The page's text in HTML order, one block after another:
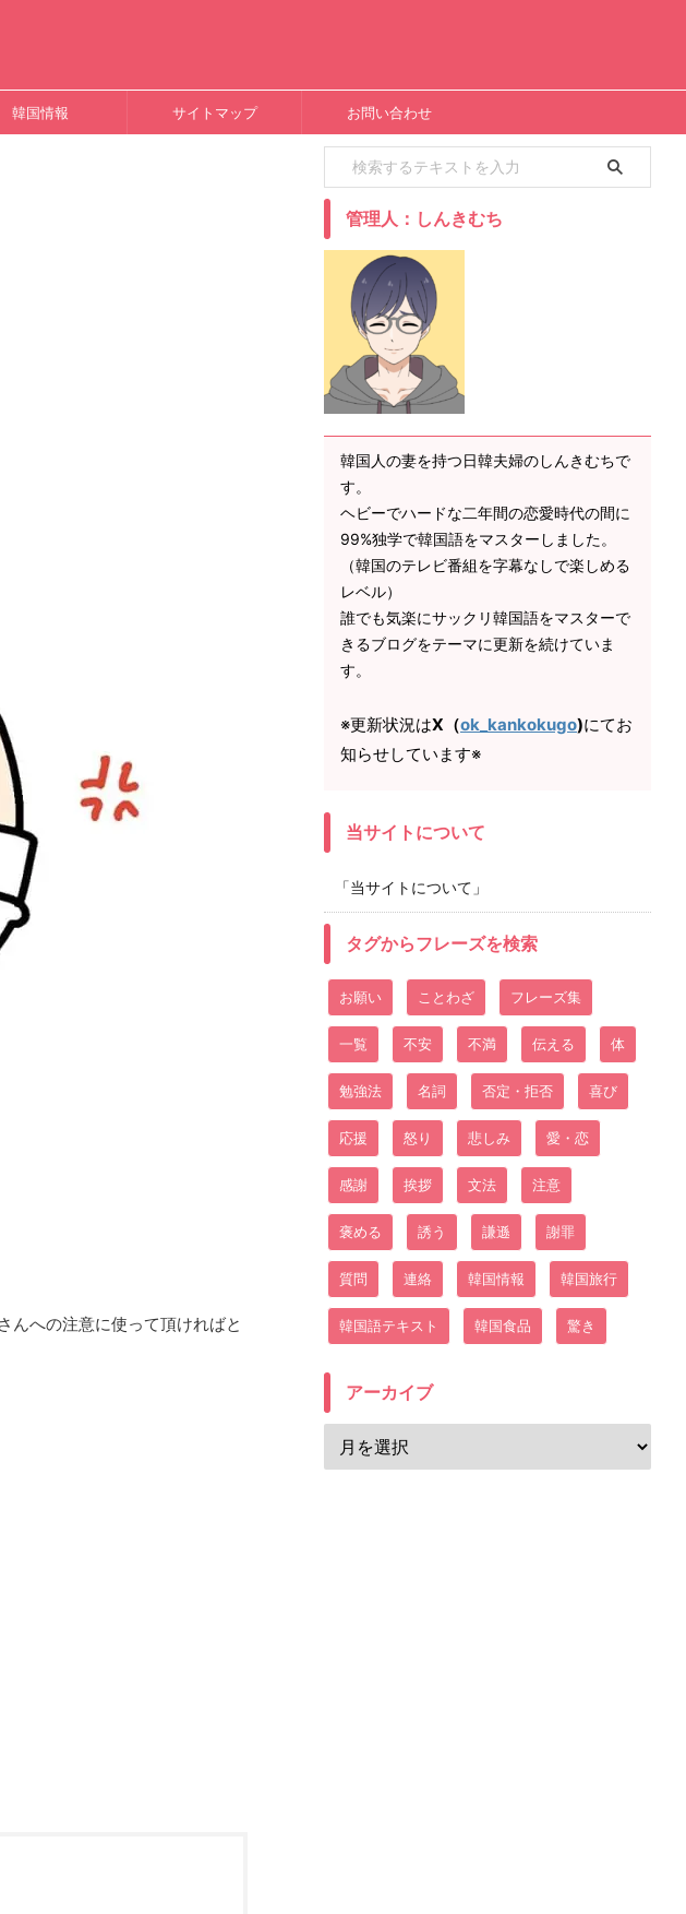
韓国情報 サイトマップ お問い合わせ
んへの注意に使って頂ければと
管理人：しんきむち
韓国人の妻を持つ日韓夫婦のしんきむちで
す。
ヘビーでハードな二年間の恋愛時代の間に
99%独学で韓国語をマスターしました。
（韓国のテレビ番組を字幕なしで楽しめる
レベル）
誰でも気楽にサックリ韓国語をマスターで
きるブログをテーマに更新を続けていま
す。
※更新状況はX（ok_kankokugo)にてお
知らせしています※
当サイトについて
「当サイトについて」
タグからフレーズを検索
お願い ことわざ フレーズ集
一覧 不安 不満 伝える 体
勉強法 名詞 否定・拒否 喜び
応援 怒り 悲しみ 愛・恋
感謝 挨拶 文法 注意
褒める 誘う 謙遜 謝罪
質問 連絡 韓国情報 韓国旅行
韓国語テキスト 韓国食品 驚き
アーカイブ